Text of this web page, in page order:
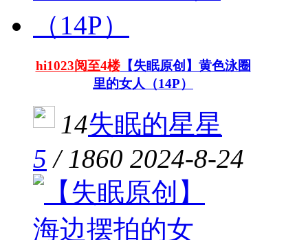
hi1023阅至4楼【失眠原创】黄色泳圈
里的女人（14P）
14失眠的星星
5 / 1860 2024-8-24